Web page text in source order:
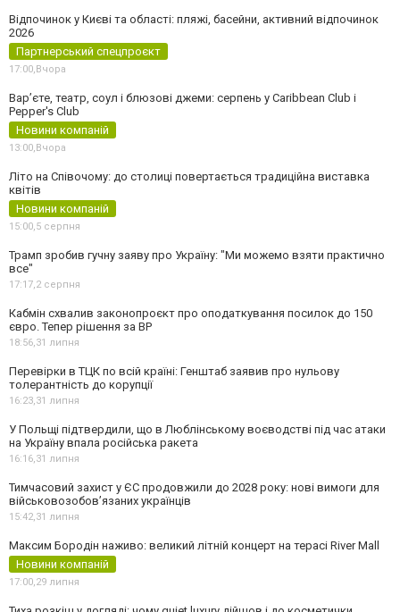
Відпочинок у Києві та області: пляжі, басейни, активний відпочинок
2026
Партнерський спецпроєкт
17:00, Вчора
Вар’єте, театр, соул і блюзові джеми: серпень у Caribbean Club і
Pepper's Club
Новини компаній
13:00, Вчора
Літо на Співочому: до столиці повертається традиційна виставка
квітів
Новини компаній
15:00, 5 серпня
Трамп зробив гучну заяву про Україну: "Ми можемо взяти практично
все"
17:17, 2 серпня
Кабмін схвалив законопроєкт про оподаткування посилок до 150
євро. Тепер рішення за ВР
18:56, 31 липня
Перевірки в ТЦК по всій країні: Генштаб заявив про нульову
толерантність до корупції
16:23, 31 липня
У Польщі підтвердили, що в Люблінському воєводстві під час атаки
на Україну впала російська ракета
16:16, 31 липня
Тимчасовий захист у ЄС продовжили до 2028 року: нові вимоги для
військовозобов’язаних українців
15:42, 31 липня
Максим Бородін наживо: великий літній концерт на терасі River Mall
Новини компаній
17:00, 29 липня